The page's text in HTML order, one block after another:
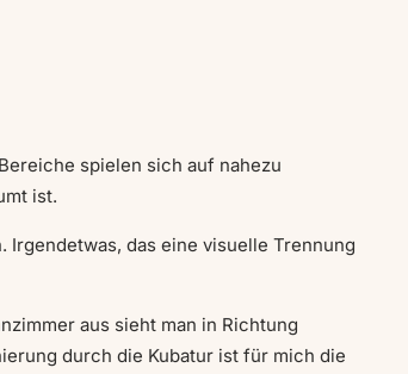
spielen sich auf nahezu
ist.
Irgendetwas, das eine visuelle Trennung
aus sieht man in Richtung
durch die Kubatur ist für mich die